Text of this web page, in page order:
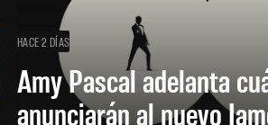
HACE 2 DÍAS
Amy Pascal adelanta
anunciarán al nuevo